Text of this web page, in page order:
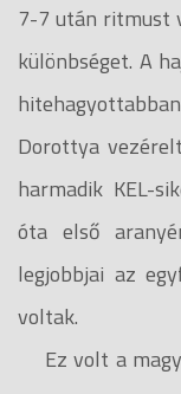
7-7 után ritmust
különbséget. A
Dorottya
harmadik KEL-
óta első
legjobbjai az
voltak.
Ez volt a